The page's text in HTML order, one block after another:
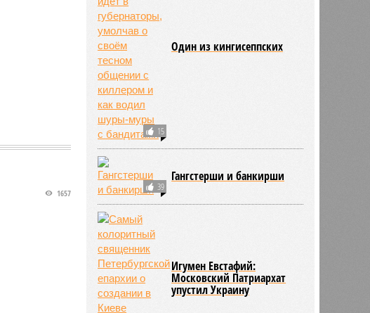
1657
15
Один из кингисеппских
39
Гангстерши и банкирши
Игумен Евстафий:
Московский Патриархат
упустил Украину